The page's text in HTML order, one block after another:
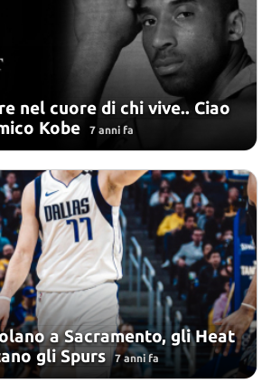
nel cuore di chi vive.. Ciao
Kobe
7 anni fa
a Sacramento, gli Heat
gli Spurs 7 anni fa